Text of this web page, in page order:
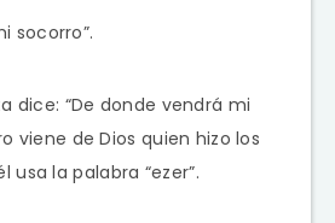
socorro”.
dice: “De donde vendrá mi
viene de Dios quien hizo los
usa la palabra “ezer”.